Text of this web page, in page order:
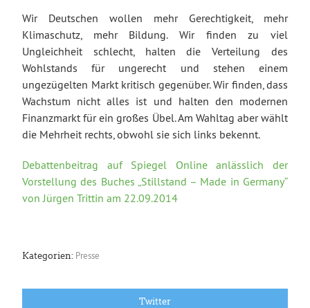
Wir Deutschen wollen mehr Gerechtigkeit, mehr
Klimaschutz, mehr Bildung. Wir finden zu viel
Ungleichheit schlecht, halten die Verteilung des
Wohlstands für ungerecht und stehen einem
ungezügelten Markt kritisch gegenüber. Wir finden, dass
Wachstum nicht alles ist und halten den modernen
Finanzmarkt für ein großes Übel. Am Wahltag aber wählt
die Mehrheit rechts, obwohl sie sich links bekennt.
Debattenbeitrag auf Spiegel Online anlässlich der
Vorstellung des Buches „Stillstand – Made in Germany“
von Jürgen Trittin am 22.09.2014
Kategorien: Presse
Twitter